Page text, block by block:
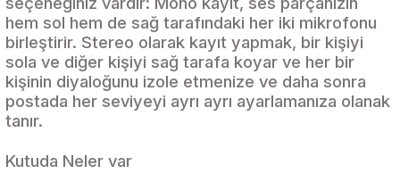
hem sol hem de sağ tarafındaki her iki mikrofonu
birleştirir. Stereo olarak kayıt yapmak, bir kişiyi
sola ve diğer kişiyi sağ tarafa koyar ve her bir
kişinin diyaloğunu izole etmenize ve daha sonra
postada her seviyeyi ayrı ayrı ayarlamanıza olanak
tanır.
Kutuda Neler var